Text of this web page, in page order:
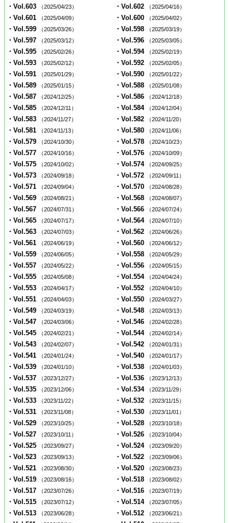
・Vol.603 （2025/04/23） ・Vol.602 （2025/04/16）
・Vol.601 （2025/04/09） ・Vol.600 （2025/04/02）
・Vol.599 （2025/03/26） ・Vol.598 （2025/03/19）
・Vol.597 （2025/03/12） ・Vol.596 （2025/03/05）
・Vol.595 （2025/02/26） ・Vol.594 （2025/02/19）
・Vol.593 （2025/02/12） ・Vol.592 （2025/02/05）
・Vol.591 （2025/01/29） ・Vol.590 （2025/01/22）
・Vol.589 （2025/01/15） ・Vol.588 （2025/01/08）
・Vol.587 （2024/12/25） ・Vol.586 （2024/12/18）
・Vol.585 （2024/12/11） ・Vol.584 （2024/12/04）
・Vol.583 （2024/11/27） ・Vol.582 （2024/11/20）
・Vol.581 （2024/11/13） ・Vol.580 （2024/11/06）
・Vol.579 （2024/10/30） ・Vol.578 （2024/10/23）
・Vol.577 （2024/10/16） ・Vol.576 （2024/10/09）
・Vol.575 （2024/10/02） ・Vol.574 （2024/09/25）
・Vol.573 （2024/09/18） ・Vol.572 （2024/09/11）
・Vol.571 （2024/09/04） ・Vol.570 （2024/08/28）
・Vol.569 （2024/08/21） ・Vol.568 （2024/08/07）
・Vol.567 （2024/07/31） ・Vol.566 （2024/07/24）
・Vol.565 （2024/07/17） ・Vol.564 （2024/07/10）
・Vol.563 （2024/07/03） ・Vol.562 （2024/06/26）
・Vol.561 （2024/06/19） ・Vol.560 （2024/06/12）
・Vol.559 （2024/06/05） ・Vol.558 （2024/05/29）
・Vol.557 （2024/05/22） ・Vol.556 （2024/05/15）
・Vol.555 （2024/05/08） ・Vol.554 （2024/04/24）
・Vol.553 （2024/04/17） ・Vol.552 （2024/04/10）
・Vol.551 （2024/04/03） ・Vol.550 （2024/03/27）
・Vol.549 （2024/03/19） ・Vol.548 （2024/03/13）
・Vol.547 （2024/03/06） ・Vol.546 （2024/02/28）
・Vol.545 （2024/02/21） ・Vol.544 （2024/02/14）
・Vol.543 （2024/02/07） ・Vol.542 （2024/01/31）
・Vol.541 （2024/01/24） ・Vol.540 （2024/01/17）
・Vol.539 （2024/01/10） ・Vol.538 （2024/01/03）
・Vol.537 （2023/12/27） ・Vol.536 （2023/12/13）
・Vol.535 （2023/12/06） ・Vol.534 （2023/11/29）
・Vol.533 （2023/11/22） ・Vol.532 （2023/11/15）
・Vol.531 （2023/11/08） ・Vol.530 （2023/11/01）
・Vol.529 （2023/10/25） ・Vol.528 （2023/10/18）
・Vol.527 （2023/10/11） ・Vol.526 （2023/10/04）
・Vol.525 （2023/09/27） ・Vol.524 （2023/09/20）
・Vol.523 （2023/09/13） ・Vol.522 （2023/09/06）
・Vol.521 （2023/08/30） ・Vol.520 （2023/08/23）
・Vol.519 （2023/08/16） ・Vol.518 （2023/08/02）
・Vol.517 （2023/07/26） ・Vol.516 （2023/07/19）
・Vol.515 （2023/07/12） ・Vol.514 （2023/07/05）
・Vol.513 （2023/06/28） ・Vol.512 （2023/06/21）